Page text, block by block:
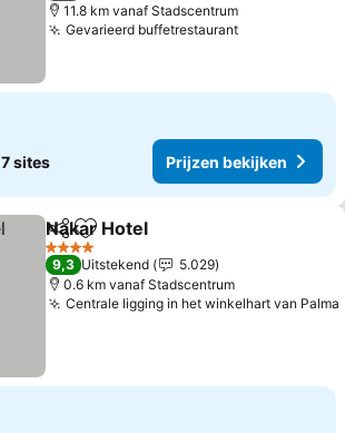
11.8 km vanaf Stadscentrum
Gevarieerd buffetrestaurantPrijzen
7 sites Prijzen bekijken
DelenToevoegen aan favorieten
Nakar Hotel
4 Sterren
9,3 Uitstekend
5.029
0.6 km vanaf Stadscentrum
Centrale ligging in het winkelhart van Palma